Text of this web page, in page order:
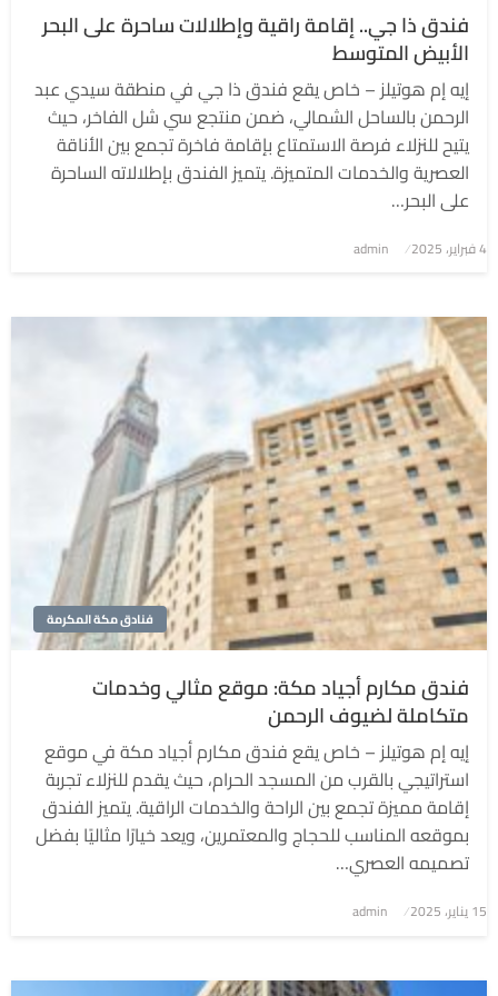
فندق ذا جي.. إقامة راقية وإطلالات ساحرة على البحر
الأبيض المتوسط
إيه إم هوتيلز – خاص يقع فندق ذا جي في منطقة سيدي عبد
الرحمن بالساحل الشمالي، ضمن منتجع سي شل الفاخر، حيث
يتيح للنزلاء فرصة الاستمتاع بإقامة فاخرة تجمع بين الأناقة
العصرية والخدمات المتميزة. يتميز الفندق بإطلالاته الساحرة
على البحر…
نُشر
4 فبراير، 2025 admin
فنادق مكة المكرمة
فندق مكارم أجياد مكة: موقع مثالي وخدمات
متكاملة لضيوف الرحمن
إيه إم هوتيلز – خاص يقع فندق مكارم أجياد مكة في موقع
استراتيجي بالقرب من المسجد الحرام، حيث يقدم للنزلاء تجربة
إقامة مميزة تجمع بين الراحة والخدمات الراقية. يتميز الفندق
بموقعه المناسب للحجاج والمعتمرين، ويعد خيارًا مثاليًا بفضل
تصميمه العصري…
نُشر
15 يناير، 2025 admin